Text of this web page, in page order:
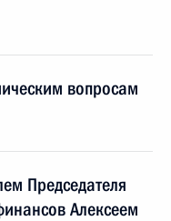
вопросам
Председателя
Алексеем